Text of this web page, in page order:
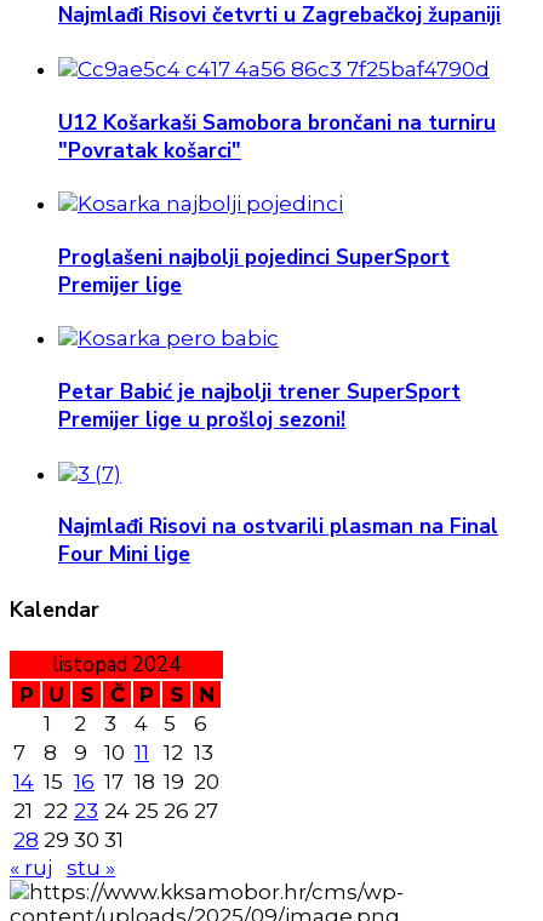
Najmlađi Risovi četvrti u Zagrebačkoj županiji
U12 Košarkaši Samobora brončani na turniru
"Povratak košarci"
Proglašeni najbolji pojedinci SuperSport
Premijer lige
Petar Babić je najbolji trener SuperSport
Premijer lige u prošloj sezoni!
Najmlađi Risovi na ostvarili plasman na Final
Four Mini lige
Kalendar
listopad 2024
P U S Č P S
N
1
2 3 4 5
6
7
8 9 10 11 12 13
14 15 16 17 18 19 20
21 22 23 24 25 26 27
28 29 30 31
« ruj
stu »